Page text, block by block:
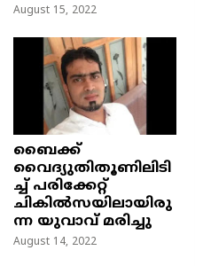
August 15, 2022
ബൈക്ക്
വൈദ്യുതിതൂണിലിടി
ച്ച്‌ പരിക്കേറ്റ്
ചികില്‍സയിലായിരു
ന്ന യുവാവ് മരിച്ചു
August 14, 2022